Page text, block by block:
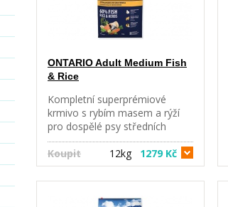
ONTARIO Adult Medium Fish
& Rice
Kompletní superprémiové
krmivo s rybím masem a rýží
pro dospělé psy středních
plemen (1-8 let), hypoalergenní
receptura s nízkým obsahem
obilovin. Kompletní krmivo pro
dospělé psy středních plemen
od 1 do 8 let věku. Vyvážené
Koupit 12kg 1279 Kč